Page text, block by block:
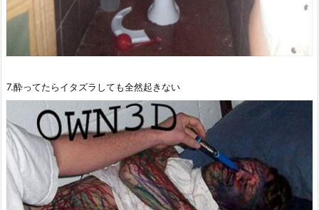
7.酔ってたらイタズラしても全然起きない